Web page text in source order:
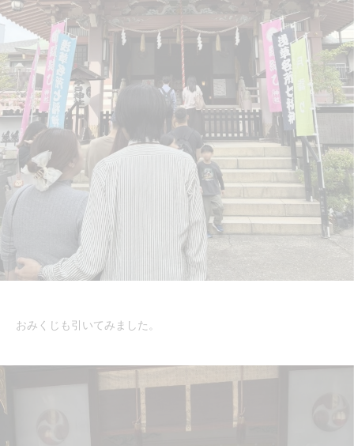
おみくじも引いてみました。